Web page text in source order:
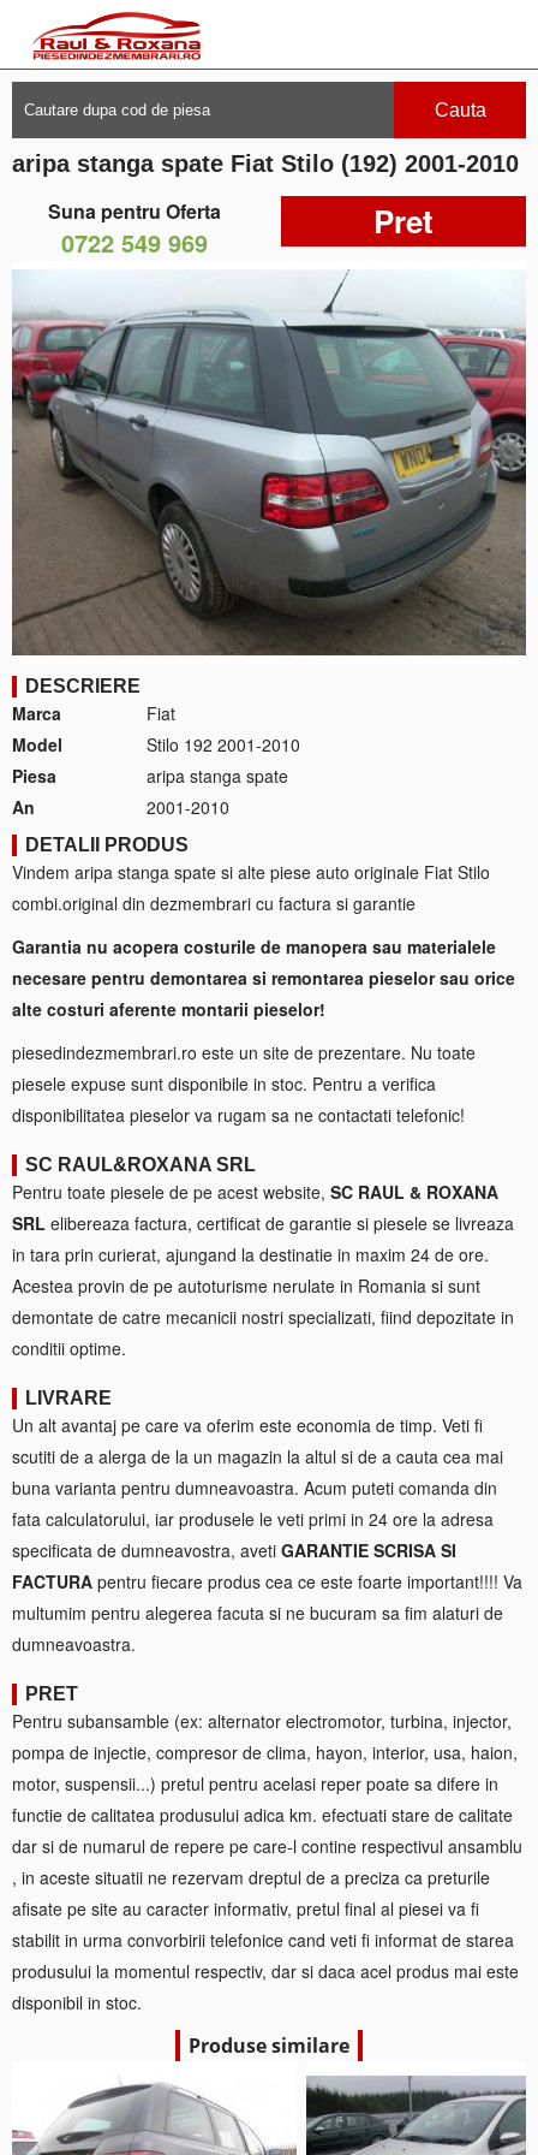
Cauta
aripa stanga spate Fiat Stilo (192) 2001-2010
Suna pentru Oferta
0722 549 969 Pret
DESCRIERE
Marca
Fiat
Model
Stilo 192 2001-2010
Piesa
aripa stanga spate
An
2001-2010
DETALII PRODUS
Vindem aripa stanga spate si alte piese auto originale Fiat Stilo
combi.original din dezmembrari cu factura si garantie
Garantia nu acopera costurile de manopera sau materialele
necesare pentru demontarea si remontarea pieselor sau orice
alte costuri aferente montarii pieselor!
piesedindezmembrari.ro este un site de prezentare. Nu toate
piesele expuse sunt disponibile in stoc. Pentru a verifica
disponibilitatea pieselor va rugam sa ne contactati telefonic!
SC RAUL&ROXANA SRL
Pentru toate piesele de pe acest website, SC RAUL & ROXANA
SRL elibereaza factura, certificat de garantie si piesele se livreaza
in tara prin curierat, ajungand la destinatie in maxim 24 de ore.
Acestea provin de pe autoturisme nerulate in Romania si sunt
demontate de catre mecanicii nostri specializati, fiind depozitate in
conditii optime.
LIVRARE
Un alt avantaj pe care va oferim este economia de timp. Veti fi
scutiti de a alerga de la un magazin la altul si de a cauta cea mai
buna varianta pentru dumneavoastra. Acum puteti comanda din
fata calculatorului, iar produsele le veti primi in 24 ore la adresa
specificata de dumneavostra, aveti GARANTIE SCRISA SI
FACTURA pentru fiecare produs cea ce este foarte important!!!! Va
multumim pentru alegerea facuta si ne bucuram sa fim alaturi de
dumneavoastra.
PRET
Pentru subansamble (ex: alternator electromotor, turbina, injector,
pompa de injectie, compresor de clima, hayon, interior, usa, haion,
motor, suspensii...) pretul pentru acelasi reper poate sa difere in
functie de calitatea produsului adica km. efectuati stare de calitate
dar si de numarul de repere pe care-l contine respectivul ansamblu
, in aceste situatii ne rezervam dreptul de a preciza ca preturile
afisate pe site au caracter informativ, pretul final al piesei va fi
stabilit in urma convorbirii telefonice cand veti fi informat de starea
produsului la momentul respectiv, dar si daca acel produs mai este
disponibil in stoc.
Produse similare